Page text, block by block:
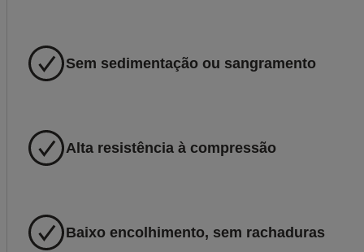
Sem sedimentação ou sangramento
Alta resistência à compressão
Baixo encolhimento, sem rachaduras